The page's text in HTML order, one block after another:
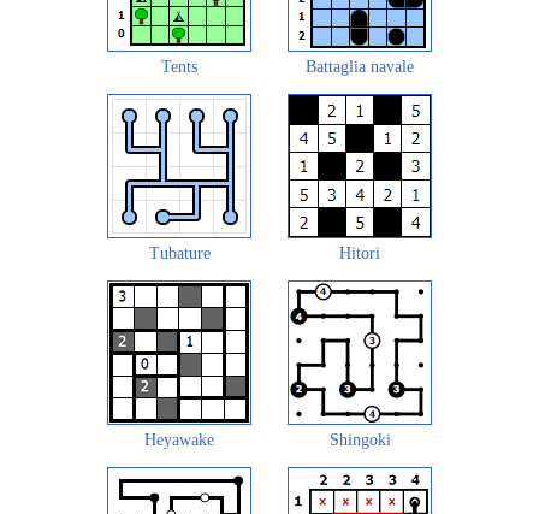
Tents Battaglia navale
Tubature Hitori
Heyawake Shingoki